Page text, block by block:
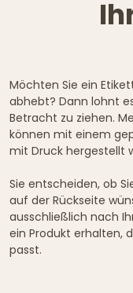
Möchten Sie ein
abhebt? Dann lohnt
Betracht zu ziehen.
können mit einem
mit Druck hergestellt
Sie entscheiden, ob
auf der Rückseite
ausschließlich nach
ein Produkt erhalten,
passt.